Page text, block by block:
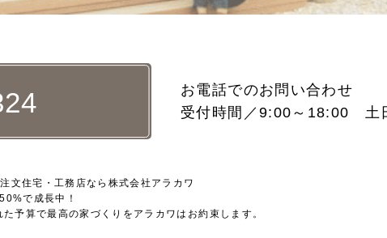
お電話でのお問い合わせ
受付時間／9:00～18:00 土
文住宅・工務店なら株式会社アラカワ
で成長中！
予算で最高の家づくりをアラカワはお約束します。